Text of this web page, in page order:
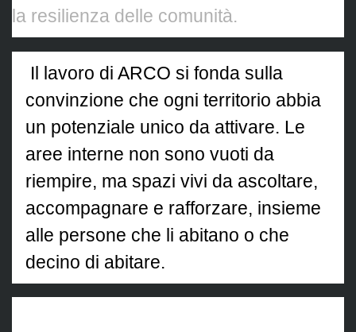
la resilienza delle comunità.
Il lavoro di ARCO si fonda sulla
convinzione che ogni territorio abbia
un potenziale unico da attivare. Le
aree interne non sono vuoti da
riempire, ma spazi vivi da ascoltare,
accompagnare e rafforzare, insieme
alle persone che li abitano o che
decino di abitare.